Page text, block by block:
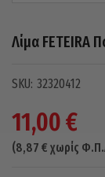
Λίμα FETEIRA
32320412
11,00€
(8,87 € χωρίς